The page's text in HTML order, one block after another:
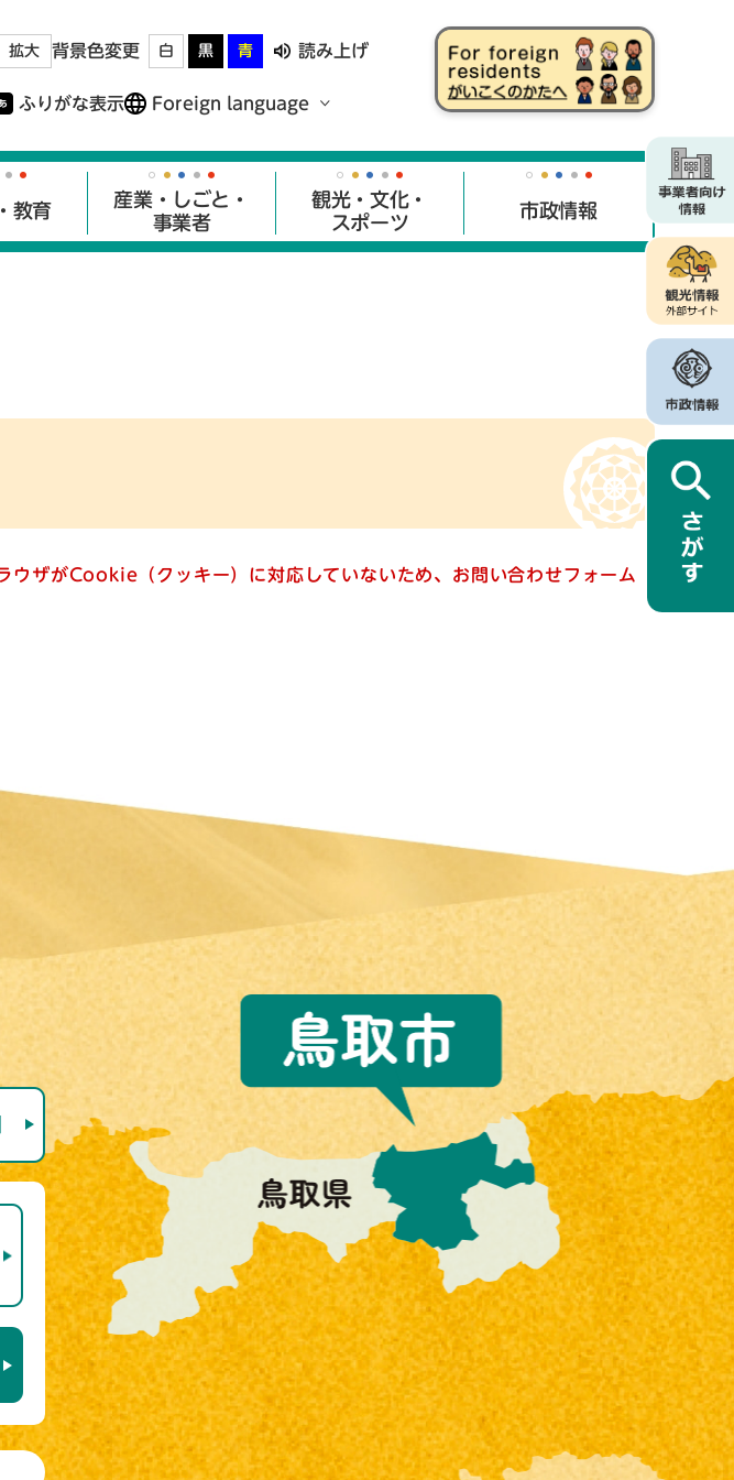
拡大 背景色変更 白 黒 青 読み上げ
ふりがな表示 Foreign language
教育
産業・しごと・
事業者
観光・文化・
スポーツ
市政情報
ザがCookie（クッキー）に対応していないため、お問い合わせフォーム